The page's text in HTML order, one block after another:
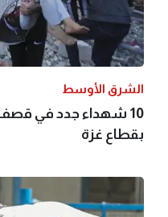
الشرق الأوسط
10 شهداء جدد في
بقطاع غزة